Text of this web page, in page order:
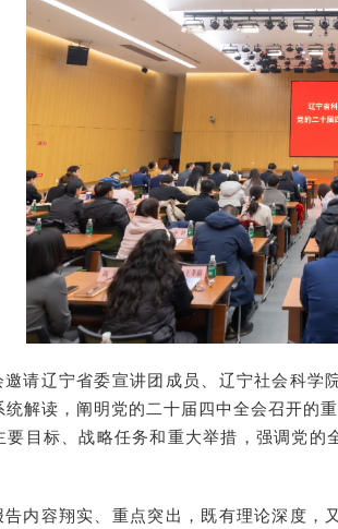
邀请辽宁省委宣讲团成员、辽宁社会科
统解读，阐明党的二十届四中全会召开的
要目标、战略任务和重大举措，强调党
告内容翔实、重点突出，既有理论深度